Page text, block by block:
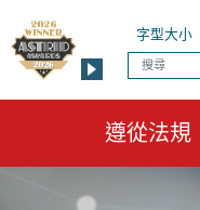
字型大小
搜尋
遵從法規